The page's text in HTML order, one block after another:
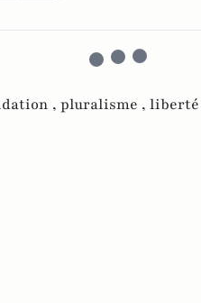
, pluralisme , liberté